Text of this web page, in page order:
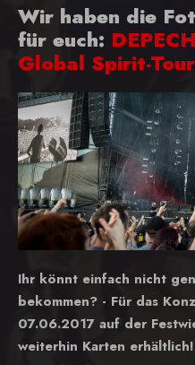
Wir haben die
für euch:
Global Spirit-
Ihr könnt einfach nicht
bekommen? - Für das
07.06.2017 auf der
weiterhin Karten erhältlich!